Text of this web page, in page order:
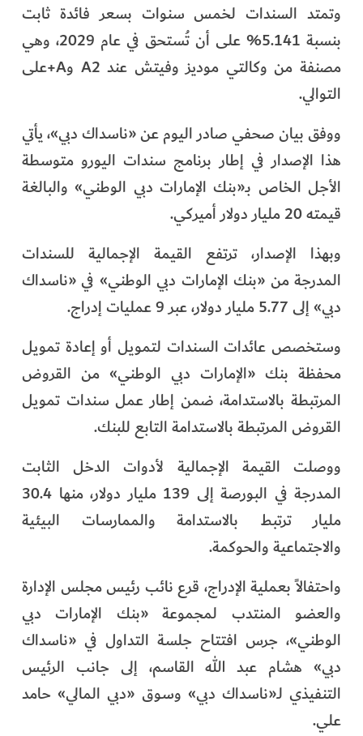
وتمتد السندات لخمس سنوات بسعر فائدة ثابت
بنسبة 5.141% على أن تُستحق في عام 2029، وهي
مصنفة من وكالتي موديز وفيتش عند A2 وA+على
التوالي.
ووفق بيان صحفي صادر اليوم عن «ناسداك دبي»، يأتي
هذا الإصدار في إطار برنامج سندات اليورو متوسطة
الأجل الخاص بـ«بنك الإمارات دبي الوطني» والبالغة
قيمته 20 مليار دولار أميركي.
وبهذا الإصدار، ترتفع القيمة الإجمالية للسندات
المدرجة من «بنك الإمارات دبي الوطني» في «ناسداك
دبي» إلى 5.77 مليار دولار، عبر 9 عمليات إدراج.
وستخصص عائدات السندات لتمويل أو إعادة تمويل
محفظة بنك «الإمارات دبي الوطني» من القروض
المرتبطة بالاستدامة، ضمن إطار عمل سندات تمويل
القروض المرتبطة بالاستدامة التابع للبنك.
ووصلت القيمة الإجمالية لأدوات الدخل الثابت
المدرجة في البورصة إلى 139 مليار دولار، منها 30.4
مليار ترتبط بالاستدامة والممارسات البيئية
والاجتماعية والحوكمة.
واحتفالاً بعملية الإدراج، قرع نائب رئيس مجلس الإدارة
والعضو المنتدب لمجموعة «بنك الإمارات دبي
الوطني»، جرس افتتاح جلسة التداول في «ناسداك
دبي» هشام عبد الله القاسم، إلى جانب الرئيس
التنفيذي لـ«ناسداك دبي» وسوق «دبي المالي» حامد
علي.